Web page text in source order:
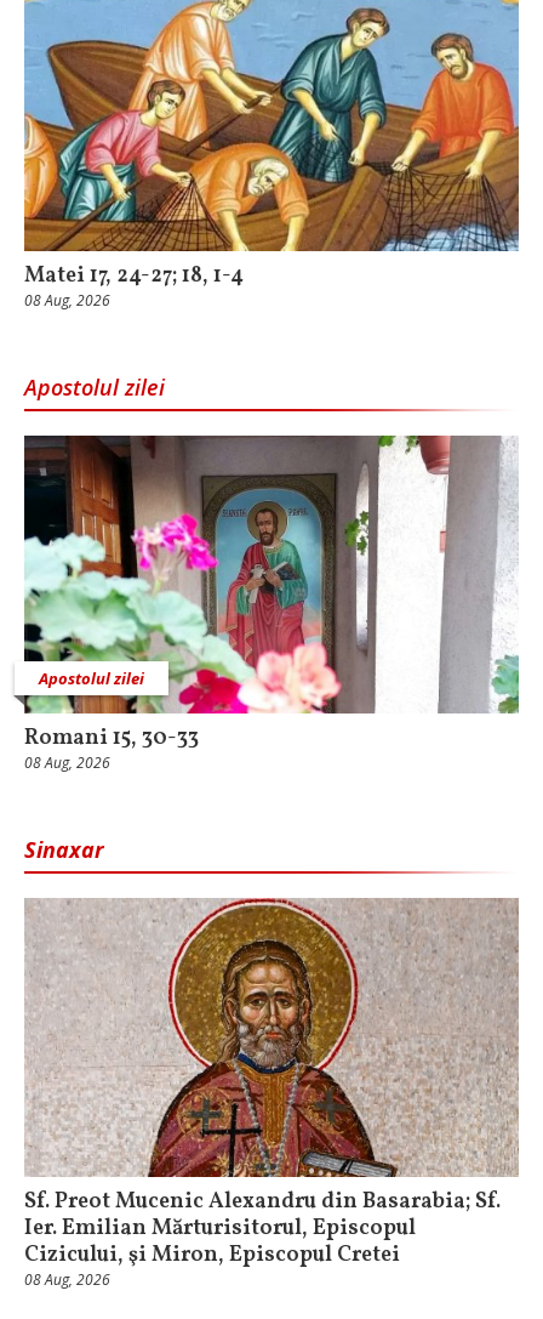
Matei 17, 24-27; 18, 1-4
08 Aug, 2026
Apostolul zilei
Apostolul zilei
Romani 15, 30-33
08 Aug, 2026
Sinaxar
Sf. Preot Mucenic Alexandru din Basarabia; Sf.
Ier. Emilian Mărturisitorul, Episcopul
Cizicului, şi Miron, Episcopul Cretei
08 Aug, 2026